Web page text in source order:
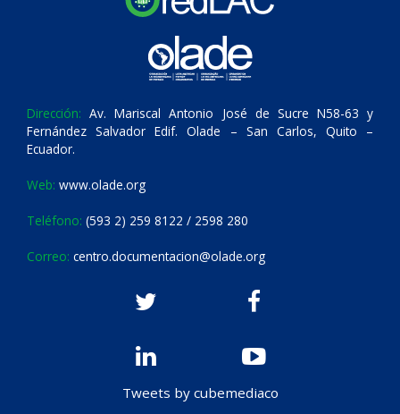
Dirección: Av. Mariscal Antonio José de Sucre N58-63 y
Fernández Salvador Edif. Olade – San Carlos, Quito –
Ecuador.
Web: www.olade.org
Teléfono: (593 2) 259 8122 / 2598 280
Correo: centro.documentacion@olade.org
Tweets by cubemediaco